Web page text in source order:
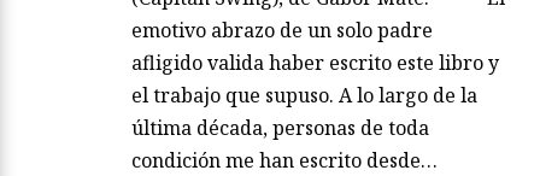
emotivo abrazo de un solo padre
afligido valida haber escrito este libro y
el trabajo que supuso. A lo largo de la
última década, personas de toda
condición me han escrito desde…